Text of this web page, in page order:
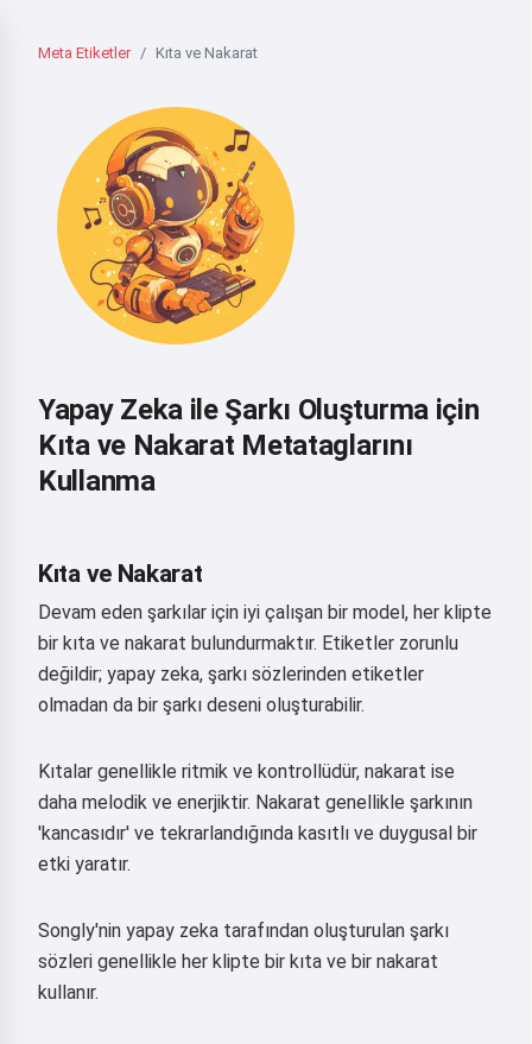
Meta Etiketler Kıta ve Nakarat
Yapay Zeka ile Şarkı Oluşturma için
Kıta ve Nakarat Metataglarını
Kullanma
Kıta ve Nakarat
Devam eden şarkılar için iyi çalışan bir model, her klipte
bir kıta ve nakarat bulundurmaktır. Etiketler zorunlu
değildir; yapay zeka, şarkı sözlerinden etiketler
olmadan da bir şarkı deseni oluşturabilir.
Kıtalar genellikle ritmik ve kontrollüdür, nakarat ise
daha melodik ve enerjiktir. Nakarat genellikle şarkının
'kancasıdır' ve tekrarlandığında kasıtlı ve duygusal bir
etki yaratır.
Songly'nin yapay zeka tarafından oluşturulan şarkı
sözleri genellikle her klipte bir kıta ve bir nakarat
kullanır.